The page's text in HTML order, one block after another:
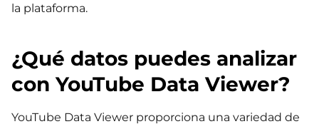
la plataforma.
¿Qué datos puedes analizar
con YouTube Data Viewer?
YouTube Data Viewer proporciona una variedad de